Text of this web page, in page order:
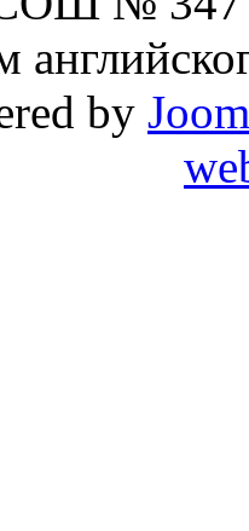
by